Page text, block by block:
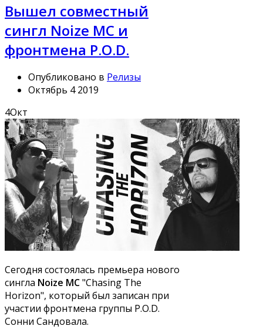
Вышел совместный
сингл Noize MC и
фронтмена P.O.D.
Опубликовано в Релизы
Октябрь 4 2019
4Окт
Сегодня состоялась премьера нового
сингла Noize MC"Chasing The
Horizon", который был записан при
участии фронтмена группы P.O.D.
Сонни Сандовала.